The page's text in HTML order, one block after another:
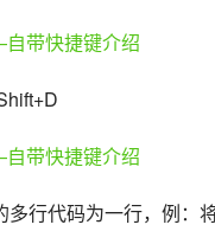
行代码为一行，例：